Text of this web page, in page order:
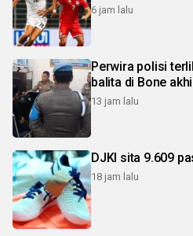
6 jam lalu
Perwira polisi
balita di Bone
13 jam lalu
DJKI sita 9.609
18 jam lalu